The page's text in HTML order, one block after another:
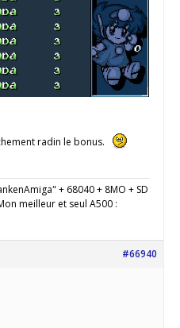
radin le bonus.
+ 68040 + 8MO + SD
meilleur et seul A500 :
#66940